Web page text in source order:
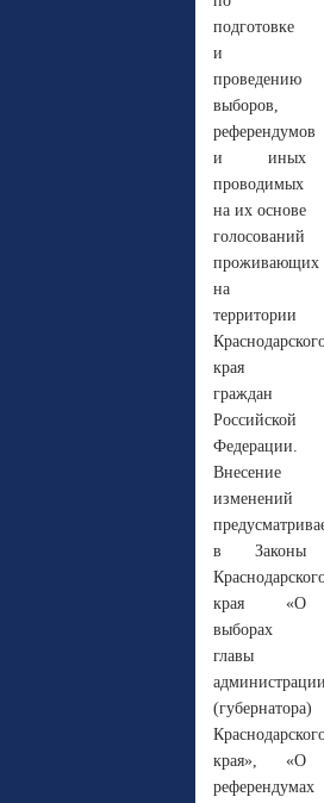
подготовке
и
проведению
выборов,
референдумов
и иных
проводимых
на их основе
голосований
проживающих
на
территории
края
граждан
Российской
Федерации.
Внесение
изменений
в Законы
края «О
выборах
главы
(губернатора)
края», «О
референдумах